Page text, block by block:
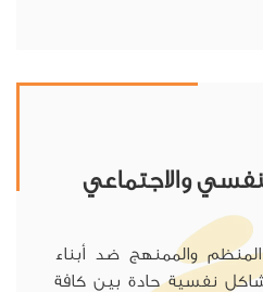
والاجتماعي
والممنهج ضد أبناء
نفسية حادة بين كافة